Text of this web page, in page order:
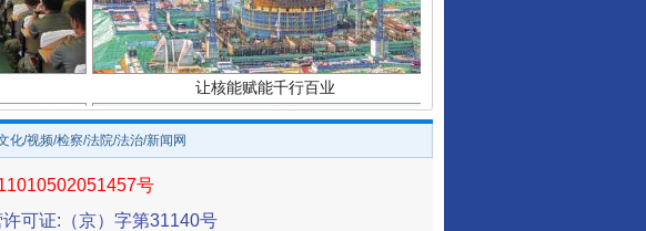
化/视频/检察/法院/法治/新闻网
号
可证:（京）字第31140号